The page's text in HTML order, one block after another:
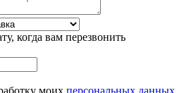
когда вам перезвонить
моих персональных данных